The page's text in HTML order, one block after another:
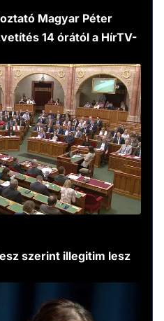
Magyar Péter
14 órától a HírTV-
szerint illegitim lesz